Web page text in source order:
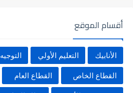
أقسام الموقع
الأنابيك التعليم الأولي التوجيه
القطاع الخاص القطاع العام